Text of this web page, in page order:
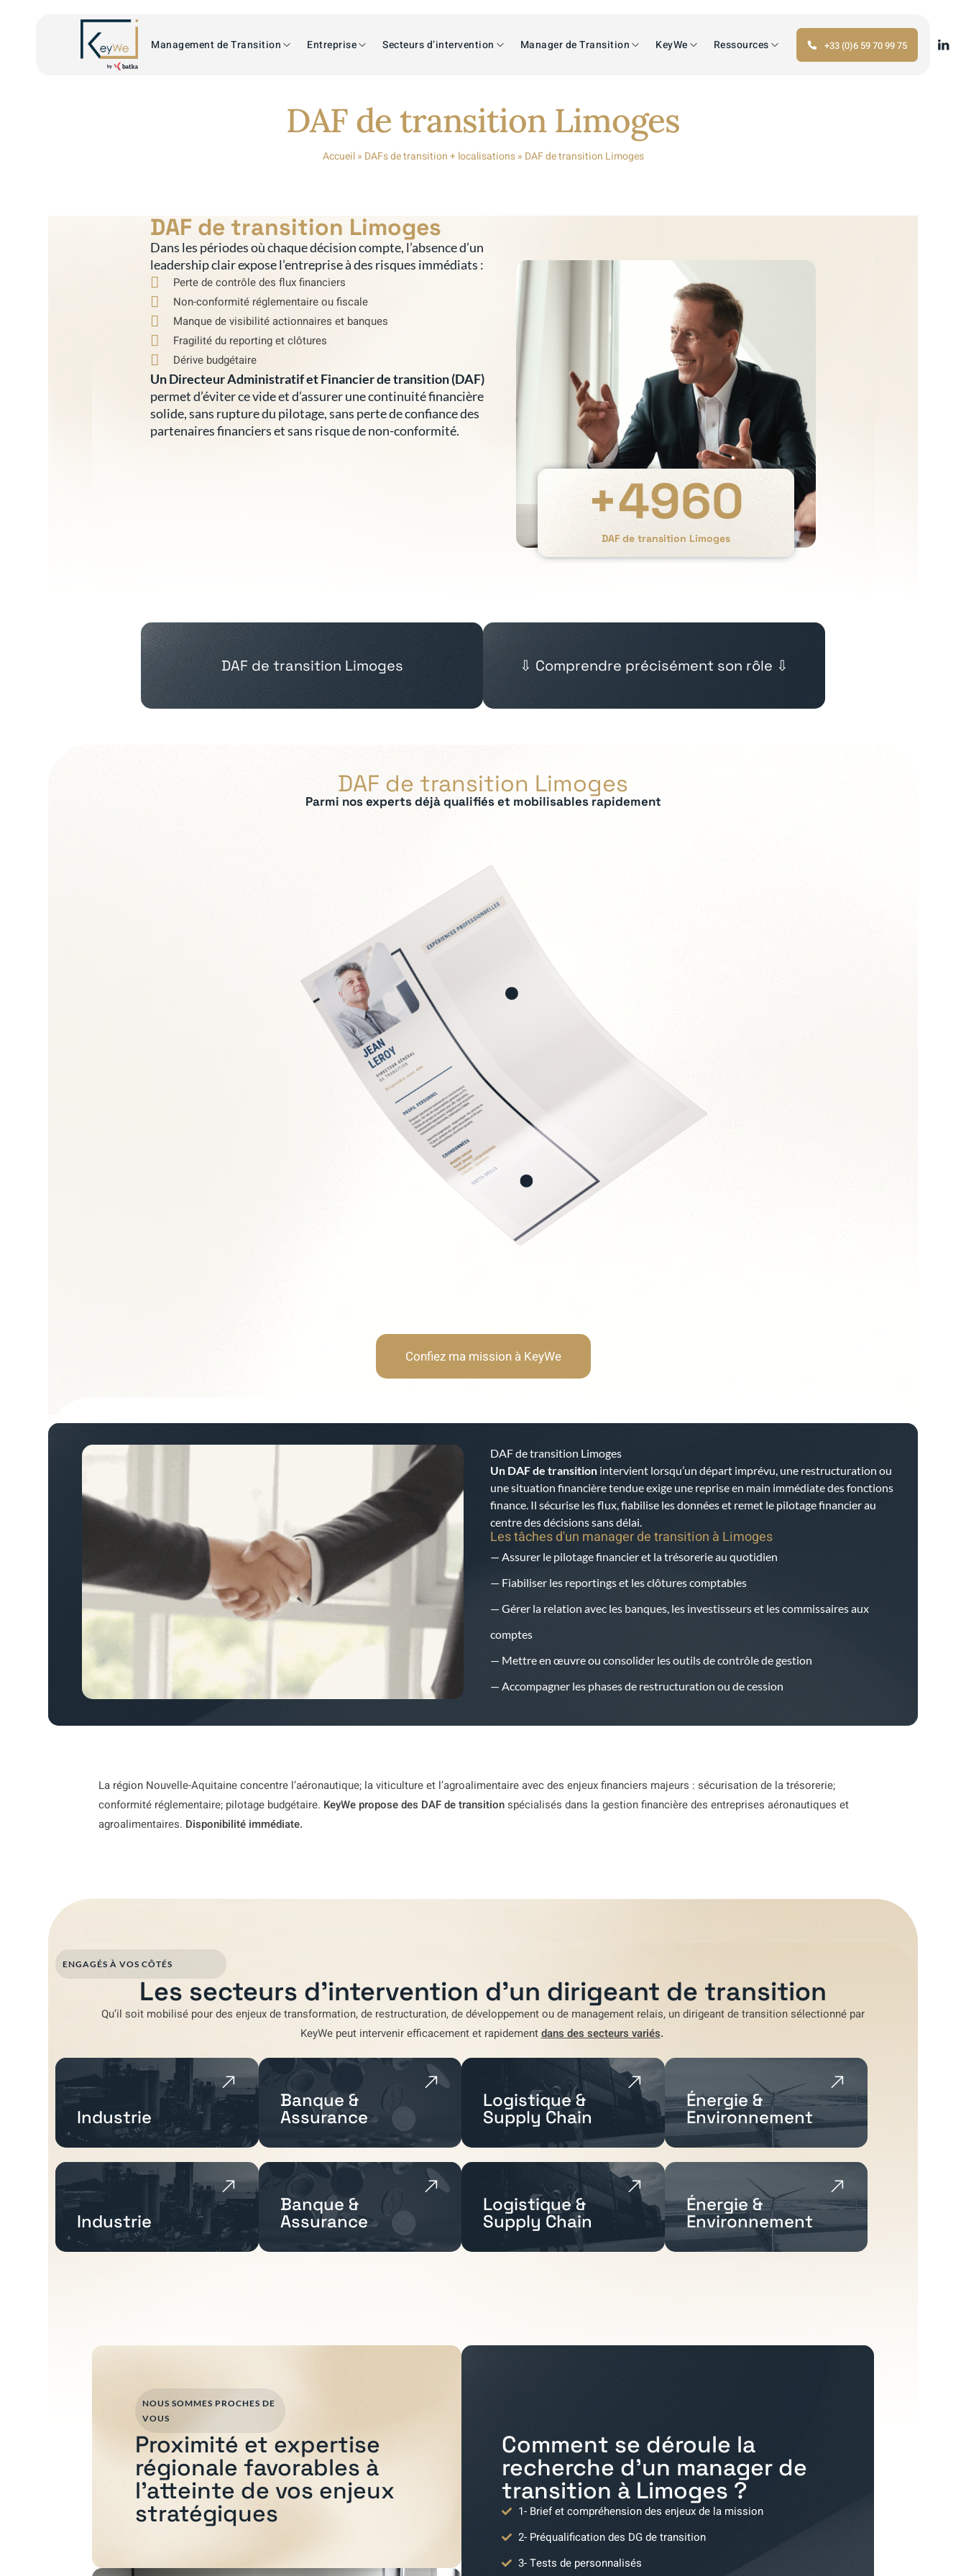
Management de Transition Entreprise Secteurs d’intervention Manager de Transition KeyWe Ressources +33 (0)6 59 70 99 75
DAF de transition Limoges
Accueil» DAFs de transition + localisations» DAF de transition Limoges
DAF de transition Limoges
Dans les périodes où chaque décision compte, l’absence d’un
leadership clair expose l’entreprise à des risques immédiats :
Perte de contrôle des flux financiers
Non-conformité réglementaire ou fiscale
Manque de visibilité actionnaires et banques
Fragilité du reporting et clôtures
Dérive budgétaire
Un Directeur Administratif et Financier de transition (DAF)
permet d’éviter ce vide et d’assurer une continuité financière
solide, sans rupture du pilotage, sans perte de confiance des
partenaires financiers et sans risque de non-conformité.
DAF de transition Limoges
+4960
DAF de transition Limoges ⇩ Comprendre précisément son rôle ⇩
DAF de transition Limoges
Parmi nos experts déjà qualifiés et mobilisables rapidement
Soft Skills recherchées :
Rigueur et fiabilité
Neutralité et indépendance
Capacité d'analyse et de synthèse
Pédagogie envers les opérationnels
Pilotage financier et contrôle de gestion
Trésorerie et relation bancaire
Reporting, clôtures et consolidation
Conformité fiscale et juridique
Restructuration financière
Confiez ma mission à KeyWe
DAF de transition Limoges
Un DAF de transition intervient lorsqu’un départ imprévu, une restructuration ou
une situation financière tendue exige une reprise en main immédiate des fonctions
finance. Il sécurise les flux, fiabilise les données et remet le pilotage financier au
centre des décisions sans délai.
Les tâches d'un manager de transition à Limoges
— Assurer le pilotage financier et la trésorerie au quotidien
— Fiabiliser les reportings et les clôtures comptables
— Gérer la relation avec les banques, les investisseurs et les commissaires aux
comptes
— Mettre en œuvre ou consolider les outils de contrôle de gestion
— Accompagner les phases de restructuration ou de cession
La région Nouvelle-Aquitaine concentre l’aéronautique; la viticulture et l’agroalimentaire avec des enjeux financiers majeurs : sécurisation de la trésorerie;
conformité réglementaire; pilotage budgétaire. KeyWe propose des DAF de transition spécialisés dans la gestion financière des entreprises aéronautiques et
agroalimentaires. Disponibilité immédiate.
ENGAGÉS À VOS CÔTÉS
Les secteurs d'intervention d'un dirigeant de transition
Qu’il soit mobilisé pourdes enjeux de transformation,de restructuration,de développementou de management relais, un dirigeant de transition sélectionné par
KeyWepeut intervenir efficacement et rapidementdans des secteurs variés.
Industrie
Banque &
Assurance
Logistique &
Supply Chain
Énergie &
Environnement
Industrie
Banque &
Assurance
Logistique &
Supply Chain
Énergie &
Environnement
Comment se déroule la
recherche d'un manager de
transition à Limoges ?
1- Brief et compréhension des enjeux de la mission
2- Préqualification des DG de transition
3- Tests de personnalisés
NOUS SOMMES PROCHES DE
VOUS
Proximité et expertise
régionale favorables à
l'atteinte de vos enjeux
stratégiques